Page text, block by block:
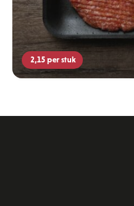
2,15per stuk